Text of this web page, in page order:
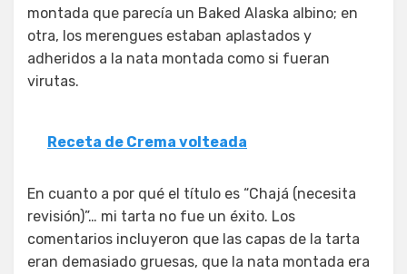
montada que parecía un Baked Alaska albino; en
otra, los merengues estaban aplastados y
adheridos a la nata montada como si fueran
virutas.
Receta de Crema volteada
En cuanto a por qué el título es “Chajá (necesita
revisión)”… mi tarta no fue un éxito. Los
comentarios incluyeron que las capas de la tarta
eran demasiado gruesas, que la nata montada era